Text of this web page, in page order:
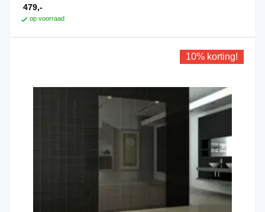
479,-
op voorraad
10% korting!